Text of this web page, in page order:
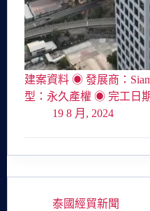
建案資料 ◉ 發展商：
型：永久產權 ◉ 完工日
19 8 月, 2024
泰國經貿新聞